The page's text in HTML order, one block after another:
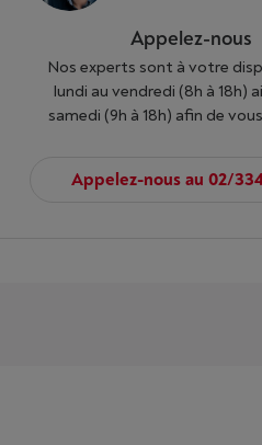
Appelez-nous
Nos experts sont à votre
lundi au vendredi (8h à 18h)
samedi (9h à 18h) afin de
Appelez-nous au 02/